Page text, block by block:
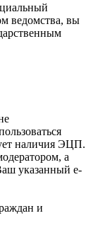
ведомства, вы
наличия ЭЦП.
а
указанный e-
и